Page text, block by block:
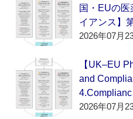
国・EUの医
イアンス】
2026年07月
【UK–EU
and
2026年07月